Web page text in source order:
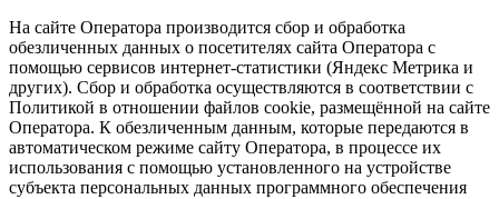
На сайте Оператора производится сбор и обработка
обезличенных данных о посетителях сайта Оператора с
помощью сервисов интернет-статистики (Яндекс Метрика и
других). Сбор и обработка осуществляются в соответствии с
Политикой в отношении файлов cookie, размещённой на сайте
Оператора. К обезличенным данным, которые передаются в
автоматическом режиме сайту Оператора, в процессе их
использования с помощью установленного на устройстве
субъекта персональных данных программного обеспечения